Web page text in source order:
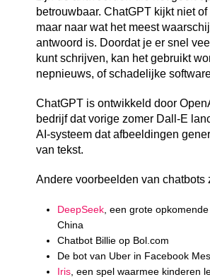
betrouwbaar.ChatGPT kijkt niet of
maar naar wat het meest
antwoord is. Doordat je er snel
kunt schrijven, kan het gebruikt
nepnieuws, of schadelijke
ChatGPT is ontwikkeld door
bedrijf dat vorige zomer Dall-E
AI-systeem dat afbeeldingen
van tekst.
Andere voorbeelden van chatbots
DeepSeek , een grote
China
Chatbot Billie op Bol.com
De bot van Uber in Facebook
Iris , een spel waarmee kinderen